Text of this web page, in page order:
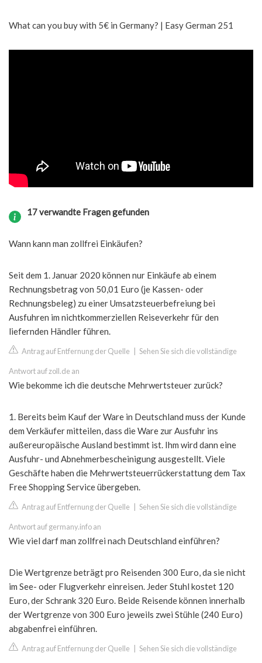
What can you buy with 5€ in Germany? | Easy German 251
17 verwandte Fragen gefunden
Wann kann man zollfrei Einkäufen?
Seit dem 1. Januar 2020 können nur Einkäufe ab einem
Rechnungsbetrag von 50,01 Euro (je Kassen- oder
Rechnungsbeleg) zu einer Umsatzsteuerbefreiung bei
Ausfuhren im nichtkommerziellen Reiseverkehr für den
liefernden Händler führen.
Antrag auf Entfernung der Quelle Sehen Sie sich die vollständige
Antwort auf zoll.de an
Wie bekomme ich die deutsche Mehrwertsteuer zurück?
1. Bereits beim Kauf der Ware in Deutschland muss der Kunde
dem Verkäufer mitteilen, dass die Ware zur Ausfuhr ins
außereuropäische Ausland bestimmt ist. Ihm wird dann eine
Ausfuhr- und Abnehmerbescheinigung ausgestellt. Viele
Geschäfte haben die Mehrwertsteuerrückerstattung dem Tax
Free Shopping Service übergeben.
Antrag auf Entfernung der Quelle Sehen Sie sich die vollständige
Antwort auf germany.info an
Wie viel darf man zollfrei nach Deutschland einführen?
Die Wertgrenze beträgt pro Reisenden 300 Euro, da sie nicht
im See- oder Flugverkehr einreisen. Jeder Stuhl kostet 120
Euro, der Schrank 320 Euro. Beide Reisende können innerhalb
der Wertgrenze von 300 Euro jeweils zwei Stühle (240 Euro)
abgabenfrei einführen.
Antrag auf Entfernung der Quelle Sehen Sie sich die vollständige